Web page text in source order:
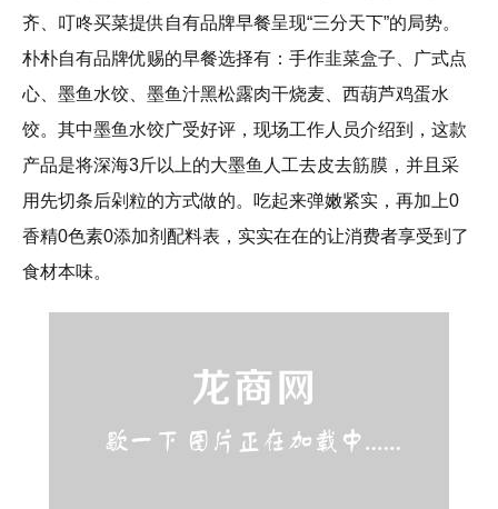
齐、叮咚买菜提供自有品牌早餐呈现“三分天下”的局势。
朴朴自有品牌优赐的早餐选择有：手作韭菜盒子、广式点
心、墨鱼水饺、墨鱼汁黑松露肉干烧麦、西葫芦鸡蛋水
饺。其中墨鱼水饺广受好评，现场工作人员介绍到，这款
产品是将深海3斤以上的大墨鱼人工去皮去筋膜，并且采
用先切条后剁粒的方式做的。吃起来弹嫩紧实，再加上0
香精0色素0添加剂配料表，实实在在的让消费者享受到了
食材本味。